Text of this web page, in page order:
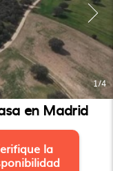
1/4
en Madrid
la